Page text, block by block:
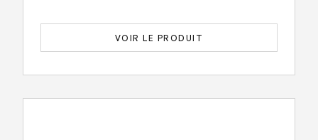
VOIR LE PRODUIT